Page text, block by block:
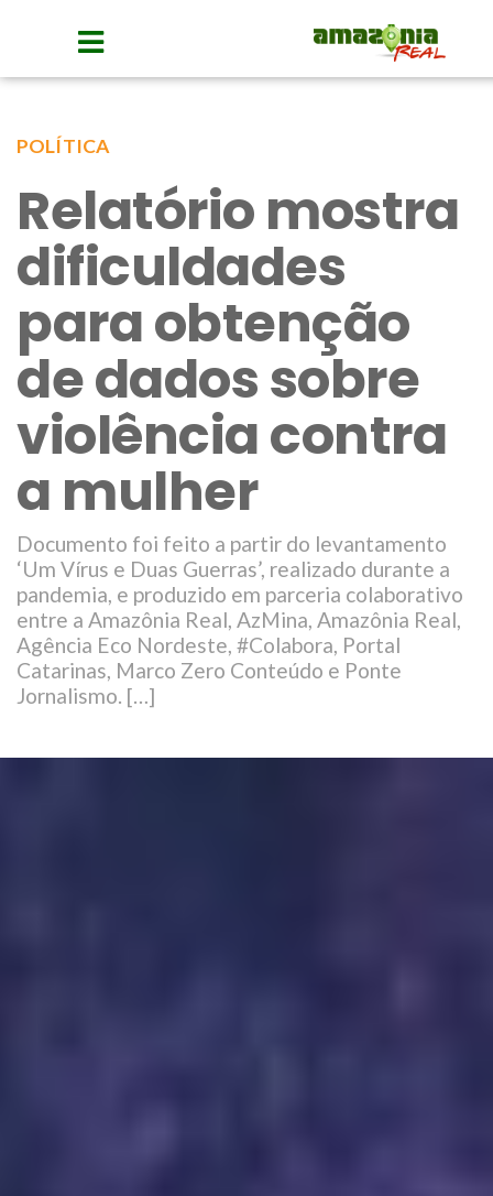
POLÍTICA
Relatório mostra
dificuldades
para obtenção
de dados sobre
violência contra
a mulher
Documento foi feito a partir do levantamento
‘Um Vírus e Duas Guerras’, realizado durante a
pandemia, e produzido em parceria colaborativo
entre a Amazônia Real, AzMina, Amazônia Real,
Agência Eco Nordeste, #Colabora, Portal
Catarinas, Marco Zero Conteúdo e Ponte
Jornalismo. […]